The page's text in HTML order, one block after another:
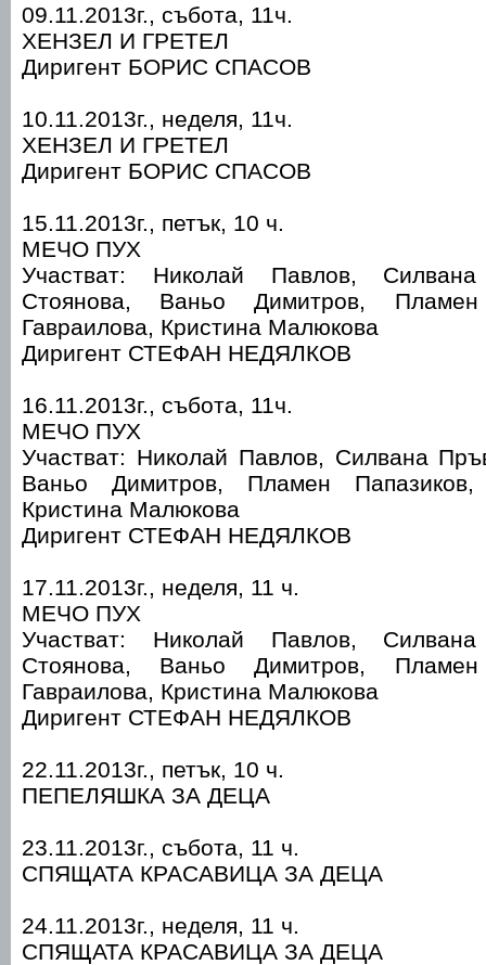
09.11.2013г., събота, 11ч.
ХЕНЗЕЛ И ГРЕТЕЛ
Диригент БОРИС СПАСОВ
10.11.2013г., неделя, 11ч.
ХЕНЗЕЛ И ГРЕТЕЛ
Диригент БОРИС СПАСОВ
15.11.2013г., петък, 10 ч.
МЕЧО ПУХ
Участват: Николай Павлов,
Стоянова, Ваньо Димитров,
Гавраилова, Кристина Малюкова
Диригент СТЕФАН НЕДЯЛКОВ
16.11.2013г., събота, 11ч.
МЕЧО ПУХ
Участват: Николай Павлов, Силвана
Ваньо Димитров, Пламен
Кристина Малюкова
Диригент СТЕФАН НЕДЯЛКОВ
17.11.2013г., неделя, 11 ч.
МЕЧО ПУХ
Участват: Николай Павлов,
Стоянова, Ваньо Димитров,
Гавраилова, Кристина Малюкова
Диригент СТЕФАН НЕДЯЛКОВ
22.11.2013г., петък, 10 ч.
ПЕПЕЛЯШКА ЗА ДЕЦА
23.11.2013г., събота, 11 ч.
СПЯЩАТА КРАСАВИЦА ЗА ДЕЦА
24.11.2013г., неделя, 11 ч.
СПЯЩАТА КРАСАВИЦА ЗА ДЕЦА